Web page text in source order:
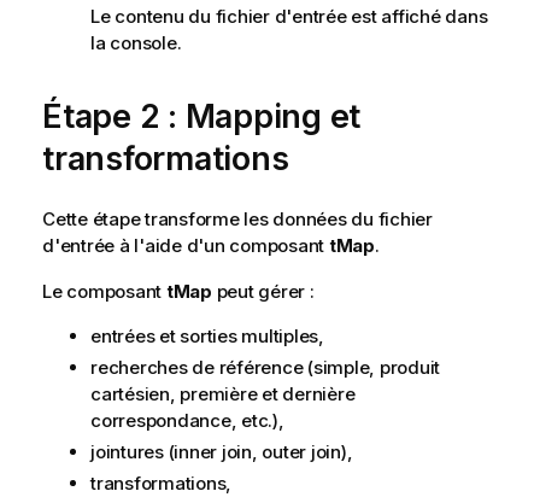
Le contenu du fichier d'entrée est affiché dans
la console.
Étape 2 : Mapping et
transformations
Cette étape transforme les données du fichier
d'entrée à l'aide d'un composant tMap.
Le composant tMap peut gérer :
entrées et sorties multiples,
recherches de référence (simple, produit
cartésien, première et dernière
correspondance, etc.),
jointures (inner join, outer join),
transformations,